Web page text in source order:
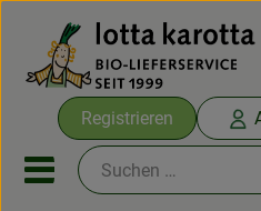
Registrieren
Mobiles